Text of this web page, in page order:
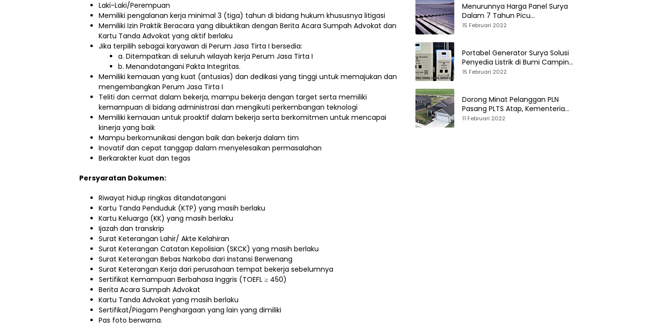
Laki-Laki/Perempuan
Memiliki pengalanan kerja minimal 3 (tiga) tahun di bidang hukum khususnya litigasi
Memiliki Izin Praktik Beracara yang dibuktikan dengan Berita Acara Sumpah Advokat dan
Kartu Tanda Advokat yang aktif berlaku
Jika terpilih sebagai karyawan di Perum Jasa Tirta I bersedia:
a. Ditempatkan di seluruh wilayah kerja Perum Jasa Tirta I
b. Menandatangani Pakta Integritas.
Memiliki kemauan yang kuat (antusias) dan dedikasi yang tinggi untuk memajukan dan
mengembangkan Perum Jasa Tirta I
Teliti dan cermat dalam bekerja, mampu bekerja dengan target serta memiliki
kemampuan di bidang administrasi dan mengikuti perkembangan teknologi
Memiliki kemauan untuk proaktif dalam bekerja serta berkomitmen untuk mencapai
kinerja yang baik
Mampu berkomunikasi dengan baik dan bekerja dalam tim
Inovatif dan cepat tanggap dalam menyelesaikan permasalahan
Berkarakter kuat dan tegas
Persyaratan Dokumen:
Riwayat hidup ringkas ditandatangani
Kartu Tanda Penduduk (KTP) yang masih berlaku
Kartu Keluarga (KK) yang masih berlaku
Ijazah dan transkrip
Surat Keterangan Lahir/ Akte Kelahiran
Surat Keterangan Catatan Kepolisian (SKCK) yang masih berlaku
Surat Keterangan Bebas Narkoba dari Instansi Berwenang
Surat Keterangan Kerja dari perusahaan tempat bekerja sebelumnya
Sertifikat Kemampuan Berbahasa Inggris (TOEFL ≥ 450)
Berita Acara Sumpah Advokat
Kartu Tanda Advokat yang masih berlaku
Sertifikat/Piagam Penghargaan yang lain yang dimiliki
Pas foto berwarna.
Menurunnya Harga Panel Surya
Dalam 7 Tahun Picu
Tumbuhnya PLTS Global
15 Februari 2022
Portabel Generator Surya Solusi
Penyedia Listrik di Bumi Camping
dan Perkemahan
15 Februari 2022
Dorong Minat Pelanggan PLN
Pasang PLTS Atap, Kementerian
ESDM Luncurkan Paket Hibah SEF
11 Februari 2022